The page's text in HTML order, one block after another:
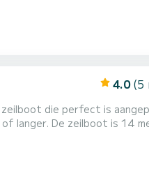
4.0 (5
zeilboot die perfect is
meter lang